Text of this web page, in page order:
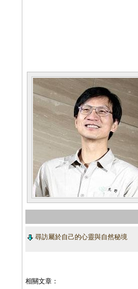
尋訪屬於自己的心靈與自然秘境
相關文章：